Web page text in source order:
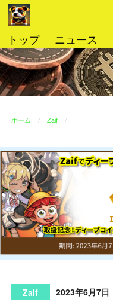
コ
ン
ン
ツ
へ
ス
トップ ニュース
ホーム Zaif
Zaif 2023年6月7日